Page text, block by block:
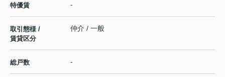
特優賃 -
取引態様 /
賃貸区分
仲介 / 一般
総戸数 -